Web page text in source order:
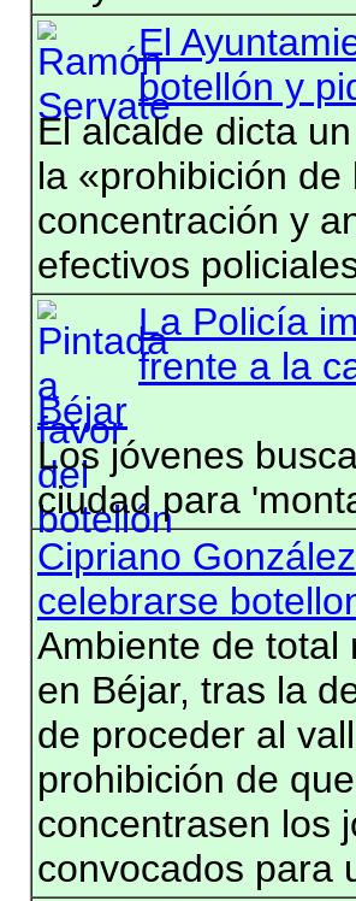
El
botellón y
El alcalde dicta
la «prohibición
concentración y
efectivos
La Policía
frente a la
Béjar
Los jóvenes
ciudad para
Cipriano
celebrarse
Ambiente de total
en Béjar, tras la
de proceder al
prohibición de
concentrasen los
convocados para